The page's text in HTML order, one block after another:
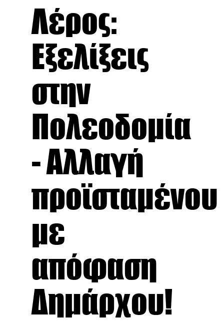
Λέρος:
Εξελίξεις
στην
Πολεοδομία
- Αλλαγή
προϊσταμένου
με
απόφαση
Δημάρχου!